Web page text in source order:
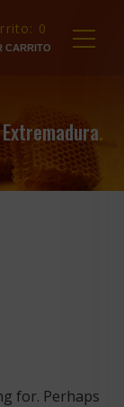
0
.
for. Perhaps